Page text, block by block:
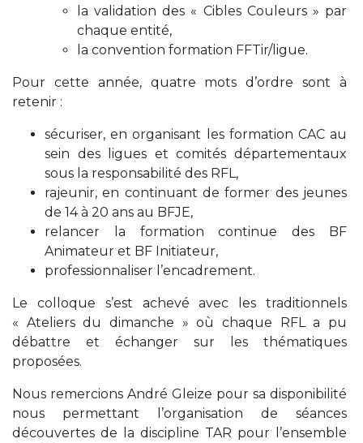
la validation des « Cibles Couleurs » par
chaque entité,
la convention formation FFTir/ligue.
Pour cette année, quatre mots d’ordre sont à
retenir :
sécuriser, en organisant les formation CAC au
sein des ligues et comités départementaux
sous la responsabilité des RFL,
rajeunir, en continuant de former des jeunes
de 14 à 20 ans au BFJE,
relancer la formation continue des BF
Animateur et BF Initiateur,
professionnaliser l’encadrement.
Le colloque s’est achevé avec les traditionnels
« Ateliers du dimanche » où chaque RFL a pu
débattre et échanger sur les thématiques
proposées.
Nous remercions André Gleize pour sa disponibilité
nous permettant l’organisation de séances
découvertes de la discipline TAR pour l’ensemble